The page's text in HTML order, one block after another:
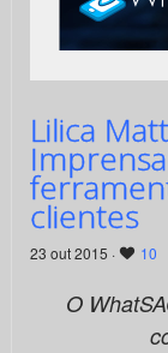
Lilica
clientes
23 out 2015 · 10
O